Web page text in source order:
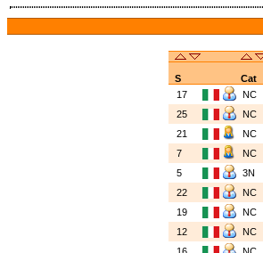
S Cat
17
NC
25
NC
21
NC
7
NC
5
3N
22
NC
19
NC
12
NC